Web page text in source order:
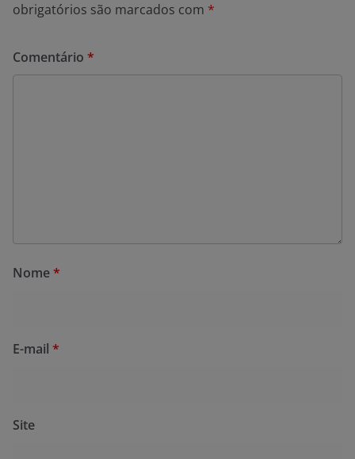
obrigatórios são marcados com *
Comentário *
Nome*
E-mail *
Site